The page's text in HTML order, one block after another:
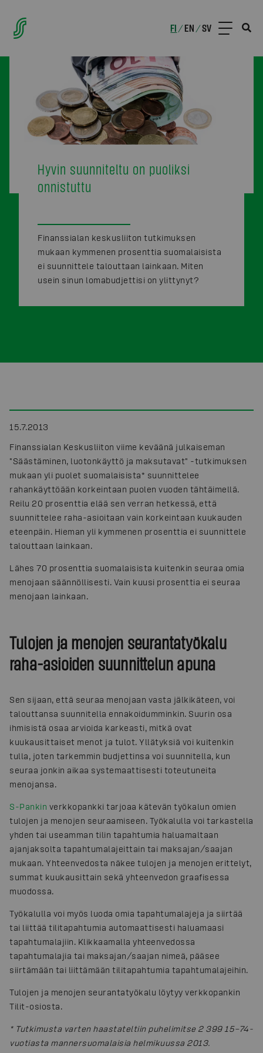
FI /EN /SV
Hyvin suunniteltu on puoliksi
onnistuttu
Finanssialan keskusliiton tutkimuksen
mukaan kymmenen prosenttia suomalaisista
ei suunnittele talouttaan lainkaan. Miten
usein sinun lomabudjettisi on ylittynyt?
15.7.2013
Finanssialan Keskusliiton viime keväänä julkaiseman
"Säästäminen, luotonkäyttö ja maksutavat" -tutkimuksen
mukaan yli puolet suomalaisista* suunnittelee
rahankäyttöään korkeintaan puolen vuoden tähtäimellä.
Reilu 20 prosenttia elää sen verran hetkessä, että
suunnittelee raha-asioitaan vain korkeintaan kuukauden
eteenpäin. Hieman yli kymmenen prosenttia ei suunnittele
talouttaan lainkaan.
Lähes 70 prosenttia suomalaisista kuitenkin seuraa omia
menojaan säännöllisesti. Vain kuusi prosenttia ei seuraa
menojaan lainkaan.
Tulojen ja menojen seurantatyökalu
raha-asioiden suunnittelun apuna
Sen sijaan, että seuraa menojaan vasta jälkikäteen, voi
talouttansa suunnitella ennakoidumminkin. Suurin osa
ihmisistä osaa arvioida karkeasti, mitkä ovat
kuukausittaiset menot ja tulot. Yllätyksiä voi kuitenkin
tulla, joten tarkemmin budjettinsa voi suunnitella, kun
seuraa jonkin aikaa systemaattisesti toteutuneita
menojansa.
S-Pankin verkkopankki tarjoaa kätevän työkalun omien
tulojen ja menojen seuraamiseen. Työkalulla voi tarkastella
yhden tai useamman tilin tapahtumia haluamaltaan
ajanjaksolta tapahtumalajeittain tai maksajan/saajan
mukaan. Yhteenvedosta näkee tulojen ja menojen erittelyt,
summat kuukausittain sekä yhteenvedon graafisessa
muodossa.
Työkalulla voi myös luoda omia tapahtumalajeja ja siirtää
tai liittää tilitapahtumia automaattisesti haluamaasi
tapahtumalajiin. Klikkaamalla yhteenvedossa
tapahtumalajia tai maksajan/saajan nimeä, pääsee
siirtämään tai liittämään tilitapahtumia tapahtumalajeihin.
Tulojen ja menojen seurantatyökalu löytyy verkkopankin
Tilit-osiosta.
*Tutkimusta varten haastateltiin puhelimitse 2 399 15–74-
vuotiasta mannersuomalaisia helmikuussa 2013.